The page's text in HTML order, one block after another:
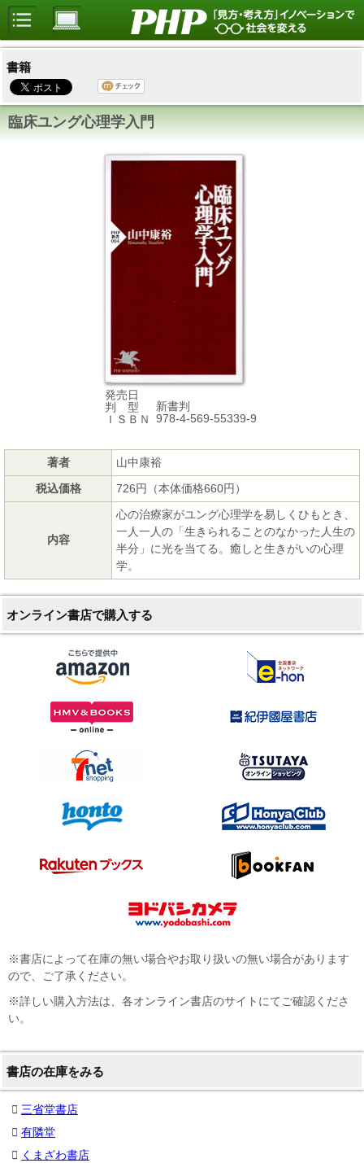
書籍
臨床ユング心理学入門
発売日
判 型
新書判
ＩＳＢＮ
978-4-569-55339-9
著者
山中康裕
税込価格
726円（本体価格660円）
内容
心の治療家がユング心理学を易しくひもとき、
一人一人の「生きられることのなかった人生の
半分」に光を当てる。癒しと生きがいの心理
学。
オンライン書店で購入する
※書店によって在庫の無い場合やお取り扱いの無い場合があります
ので、ご了承ください。
※詳しい購入方法は、各オンライン書店のサイトにてご確認くださ
い。
書店の在庫をみる
三省堂書店
有隣堂
くまざわ書店